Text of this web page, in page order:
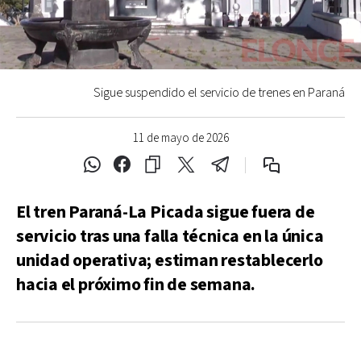
11 de mayo de 2026
Sigue suspendido el servicio de trenes en Paraná
El tren Paraná-La Picada sigue fuera de
servicio tras una falla técnica en la única
unidad operativa; estiman restablecerlo
hacia el próximo fin de semana.